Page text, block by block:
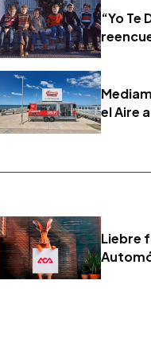
“Yo Te
el Aire
Liebre